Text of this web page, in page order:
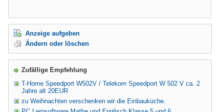
Anzeige aufgeben
Ändern oder löschen
Zufällige Empfehlung
T-Home Speedport W502V / Telekom Speedport W 502 V ca. 2
Jahre alt 20EUR
zu Weihnachten verschenken wir die Einbauküche.